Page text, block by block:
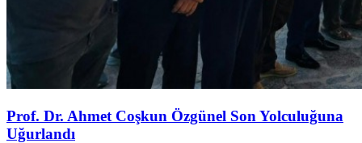
Prof. Dr. Ahmet Coşkun Özgünel Son Yolculuğuna
Uğurlandı